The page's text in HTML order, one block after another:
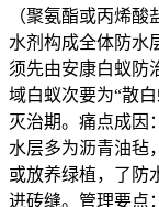
（聚氨酯或丙烯
水剂构成全体防水
须先由安康白蚁防
域白蚁次要为“散
灭治期。痛点成因
水层多为沥青油毡
或放养绿植，了防
进砖缝。管理要点